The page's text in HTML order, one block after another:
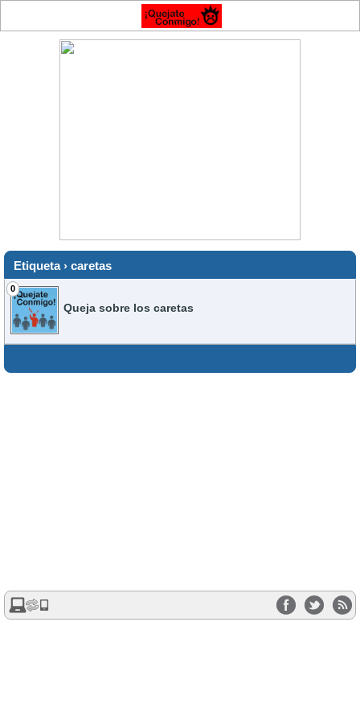
Etiqueta › caretas
0
Queja sobre los caretas